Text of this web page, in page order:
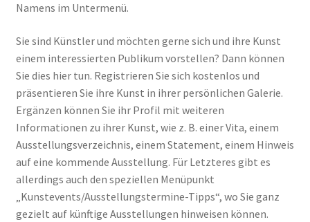
Namens im Untermenü.
Sie sind Künstler und möchten gerne sich und ihre Kunst
einem interessierten Publikum vorstellen? Dann können
Sie dies hier tun. Registrieren Sie sich kostenlos und
präsentieren Sie ihre Kunst in ihrer persönlichen Galerie.
Ergänzen können Sie ihr Profil mit weiteren
Informationen zu ihrer Kunst, wie z. B. einer Vita, einem
Ausstellungsverzeichnis, einem Statement, einem Hinweis
auf eine kommende Ausstellung. Für Letzteres gibt es
allerdings auch den speziellen Menüpunkt
„Kunstevents/Ausstellungstermine-Tipps“, wo Sie ganz
gezielt auf künftige Ausstellungen hinweisen können.